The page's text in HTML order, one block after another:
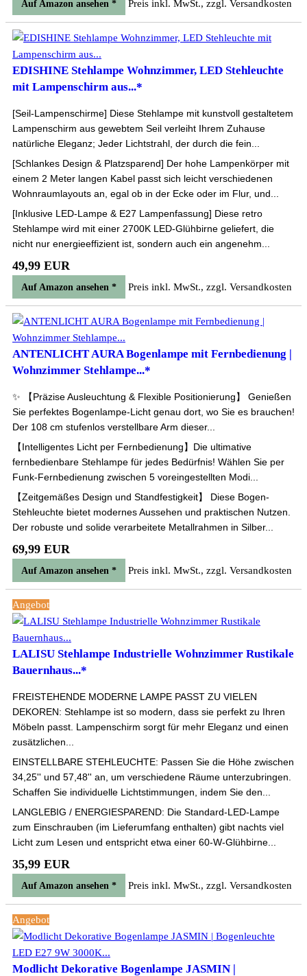
Auf Amazon ansehen * Preis inkl. MwSt., zzgl. Versandkosten
EDISHINE Stehlampe Wohnzimmer, LED Stehleuchte
mit Lampenschirm aus...*
[Seil-Lampenschirme] Diese Stehlampe mit kunstvoll gestaltetem
Lampenschirm aus gewebtem Seil verleiht Ihrem Zuhause
natürliche Eleganz; Jeder Lichtstrahl, der durch die fein...
[Schlankes Design & Platzsparend] Der hohe Lampenkörper mit
einem 2 Meter langen Kabel passt sich leicht verschiedenen
Wohnraumlayouts an, egal ob in der Ecke oder im Flur, und...
[Inklusive LED-Lampe & E27 Lampenfassung] Diese retro
Stehlampe wird mit einer 2700K LED-Glühbirne geliefert, die
nicht nur energieeffizient ist, sondern auch ein angenehm...
49,99 EUR
Auf Amazon ansehen * Preis inkl. MwSt., zzgl. Versandkosten
ANTENLICHT AURA Bogenlampe mit Fernbedienung |
Wohnzimmer Stehlampe...*
✨ 【Präzise Ausleuchtung & Flexible Positionierung】 Genießen
Sie perfektes Bogenlampe-Licht genau dort, wo Sie es brauchen!
Der 108 cm stufenlos verstellbare Arm dieser...
【Intelligentes Licht per Fernbedienung】Die ultimative
fernbedienbare Stehlampe für jedes Bedürfnis! Wählen Sie per
Funk-Fernbedienung zwischen 5 voreingestellten Modi...
【Zeitgemäßes Design und Standfestigkeit】 Diese Bogen-
Stehleuchte bietet modernes Aussehen und praktischen Nutzen.
Der robuste und solide verarbeitete Metallrahmen in Silber...
69,99 EUR
Auf Amazon ansehen * Preis inkl. MwSt., zzgl. Versandkosten
Angebot
LALISU Stehlampe Industrielle Wohnzimmer Rustikale
Bauernhaus...*
FREISTEHENDE MODERNE LAMPE PASST ZU VIELEN
DEKOREN: Stehlampe ist so modern, dass sie perfekt zu Ihren
Möbeln passt. Lampenschirm sorgt für mehr Eleganz und einen
zusätzlichen...
EINSTELLBARE STEHLEUCHTE: Passen Sie die Höhe zwischen
34,25'' und 57,48'' an, um verschiedene Räume unterzubringen.
Schaffen Sie individuelle Lichtstimmungen, indem Sie den...
LANGLEBIG / ENERGIESPAREND: Die Standard-LED-Lampe
zum Einschrauben (im Lieferumfang enthalten) gibt nachts viel
Licht zum Lesen und entspricht etwa einer 60-W-Glühbirne...
35,99 EUR
Auf Amazon ansehen * Preis inkl. MwSt., zzgl. Versandkosten
Angebot
Modlicht Dekorative Bogenlampe JASMIN |